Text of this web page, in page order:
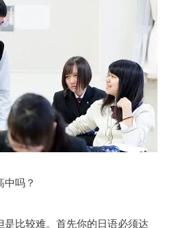
中吗？
是比较难。首先你的日语必须达